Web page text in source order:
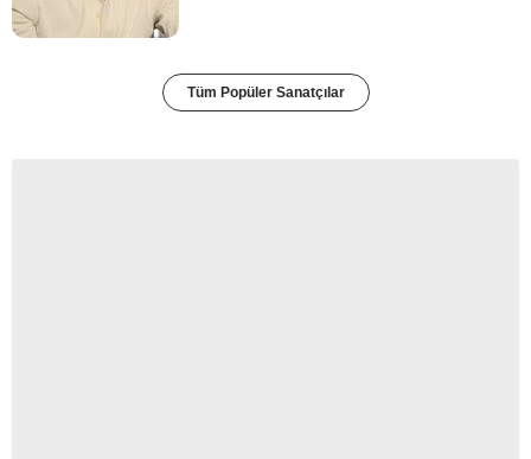
Tüm Popüler Sanatçılar